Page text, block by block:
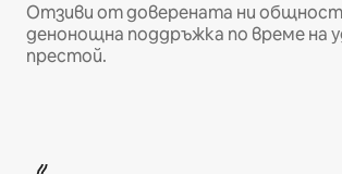
Отзиви от доверената ни
денонощна поддръжка по време на
престой.